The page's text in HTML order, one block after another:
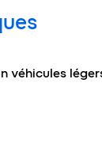
véhicules